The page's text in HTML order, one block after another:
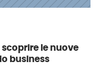
le nuove
business